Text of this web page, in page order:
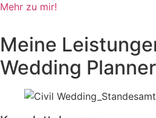
Mehr zu mir!
Meine
Wedding